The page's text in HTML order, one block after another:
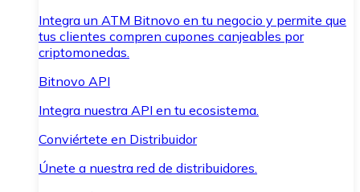
Integra un ATM Bitnovo en tu negocio y permite que
tus clientes compren cupones canjeables por
criptomonedas.
Bitnovo API
Integra nuestra API en tu ecosistema.
Conviértete en Distribuidor
Únete a nuestra red de distribuidores.